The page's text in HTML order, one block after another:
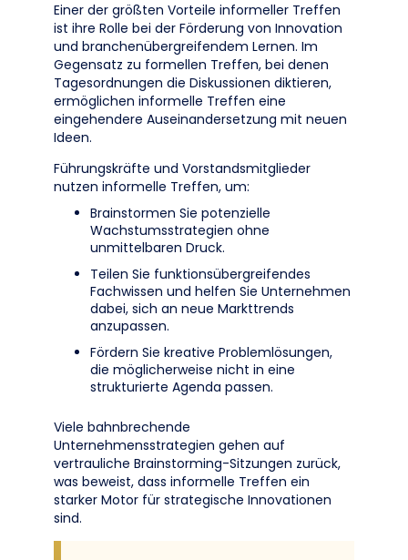
Einer der größten Vorteile informeller Treffen
ist ihre Rolle bei der Förderung von Innovation
und branchenübergreifendem Lernen. Im
Gegensatz zu formellen Treffen, bei denen
Tagesordnungen die Diskussionen diktieren,
ermöglichen informelle Treffen eine
eingehendere Auseinandersetzung mit neuen
Ideen.
Führungskräfte und Vorstandsmitglieder
nutzen informelle Treffen, um:
Brainstormen Sie potenzielle
Wachstumsstrategien ohne
unmittelbaren Druck.
Teilen Sie funktionsübergreifendes
Fachwissen und helfen Sie Unternehmen
dabei, sich an neue Markttrends
anzupassen.
Fördern Sie kreative Problemlösungen,
die möglicherweise nicht in eine
strukturierte Agenda passen.
Viele bahnbrechende
Unternehmensstrategien gehen auf
vertrauliche Brainstorming-Sitzungen zurück,
was beweist, dass informelle Treffen ein
starker Motor für strategische Innovationen
sind.